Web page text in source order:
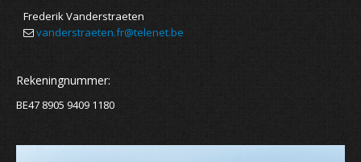
Frederik Vanderstraeten
vanderstraeten.fr@telenet.be
Rekeningnummer:
BE47 8905 9409 1180